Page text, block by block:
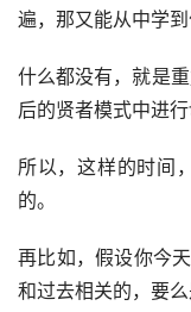
遍，那又能从中学
什么都没有，就是
后的贤者模式中进行
所以，这样的时间
的。
再比如，假设你今
和过去相关的，要